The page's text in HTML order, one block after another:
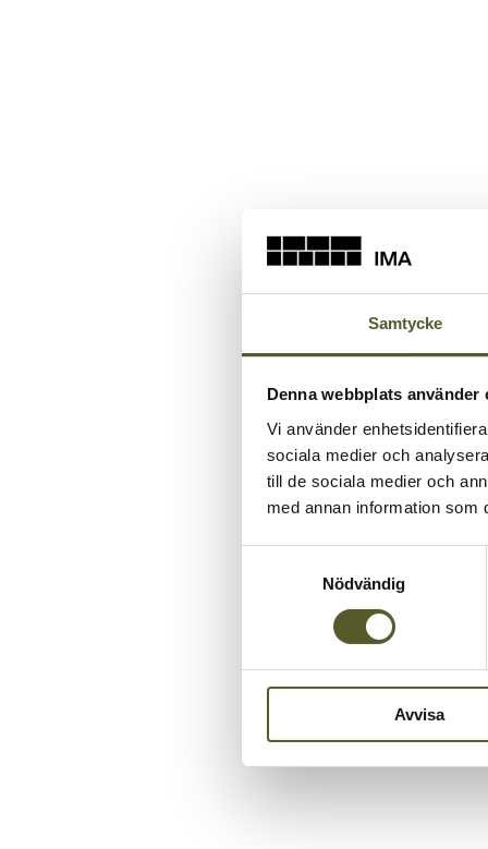
Samtycke
Denna webbplats använder
Vi använder
sociala medier och
till de sociala medier och
med annan information som
Nödvändig
Avvisa